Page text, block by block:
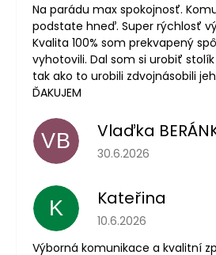
Na parádu max spokojnosť.
podstate hneď. Super rýchlosť
Kvalita 100% som prekvapený
vyhotovili. Dal som si urobiť
tak ako to urobili zdvojnásobili
ĎAKUJEM
VB Vlaďka
Hodnotenie obchodu
30.6.2026
K Kateřina
Hodnotenie obchodu
10.6.2026
Výborná komunikace a kvalitní